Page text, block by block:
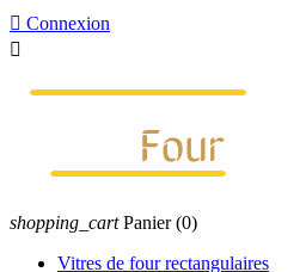
 Connexion

shopping_cart Panier (0)
Vitres de four rectangulaires